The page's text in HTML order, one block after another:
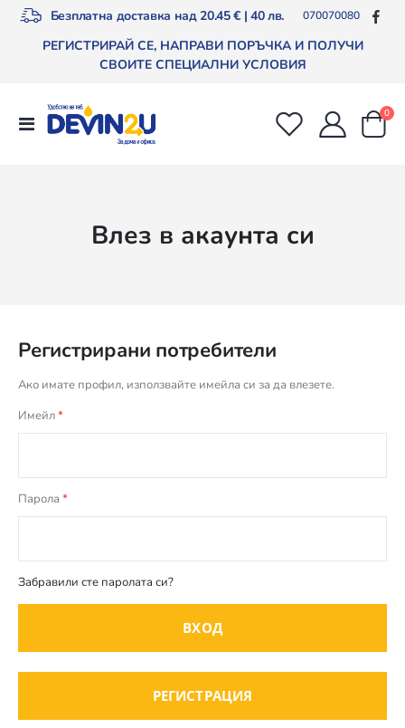
Безплатна доставка над 20.45 € | 40 лв. 070070080
РЕГИСТРИРАЙ СЕ, НАПРАВИ ПОРЪЧКА И ПОЛУЧИ
СВОИТЕ СПЕЦИАЛНИ УСЛОВИЯ
Превключване
Cart
0
Влез в акаунта си
Регистрирани потребители
Ако имате профил, използвайте имейла си за да влезете.
Имейл
Парола
Забравили сте паролата си?
ВХОД
РЕГИСТРАЦИЯ